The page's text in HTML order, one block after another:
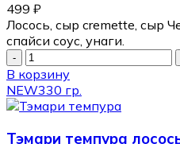
499 ₽
Лосось, сыр cremette, сыр
спайси соус, унаги.
В корзину
NEW330 гр.
Тэмари темпура